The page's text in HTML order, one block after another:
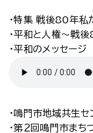
・特集 戦後80年私
・平和と人権～戦
・平和のメッセージ
・鳴門市地域共生
・第２回鳴門市まち